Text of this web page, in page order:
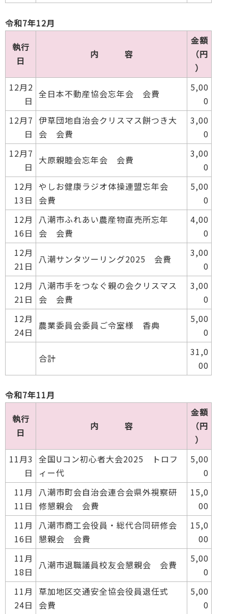
令和7年12月
執行
日
内 容
金額
（円
）
12月2
日
全日本不動産協会忘年会 会費
5,00
0
12月7
日
伊草団地自治会クリスマス餅つき大
会 会費
3,00
0
12月7
日
大原親睦会忘年会 会費
3,00
0
12月
13日
やしお健康ラジオ体操連盟忘年会
会費
5,00
0
12月
16日
八潮市ふれあい農産物直売所忘年
会 会費
4,00
0
12月
21日
八潮サンタツーリング2025 会費
3,00
0
12月
21日
八潮市手をつなぐ親の会クリスマス
会 会費
3,00
0
12月
24日
農業委員会委員ご令室様 香典
5,00
0
合計
31,0
00
令和7年11月
執行
日
内 容
金額
（円
）
11月3
日
全国Uコン初心者大会2025 トロフ
ィー代
5,00
0
11月
11日
八潮市町会自治会連合会県外視察研
修懇親会 会費
15,0
00
11月
16日
八潮市商工会役員・総代合同研修会
懇親会 会費
15,0
00
11月
18日
八潮市退職議員校友会懇親会 会費
5,00
0
11月
24日
草加地区交通安全協会役員退任式
会費
5,00
0